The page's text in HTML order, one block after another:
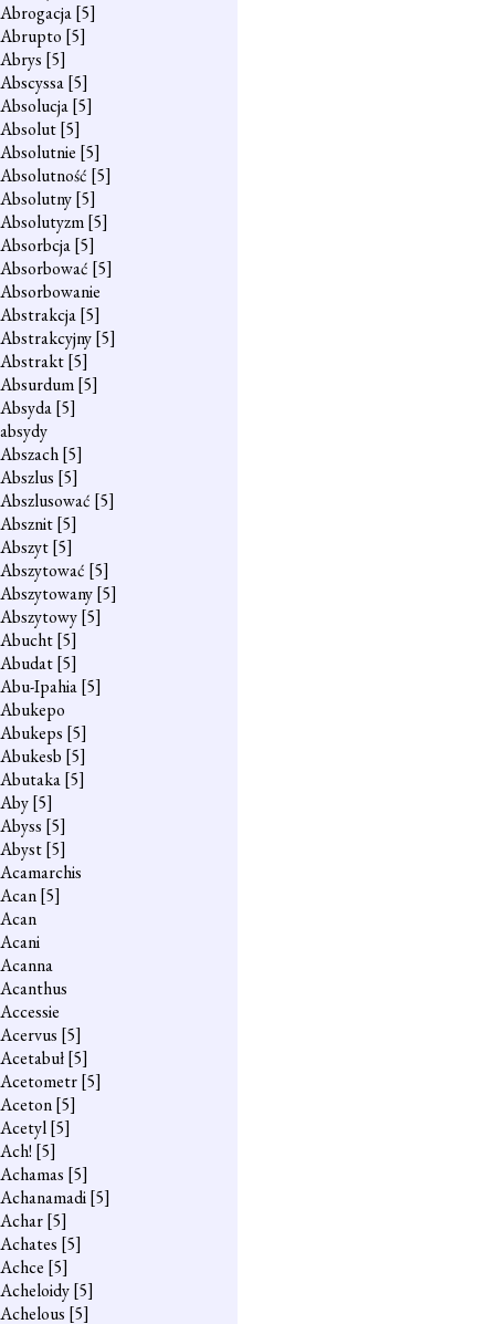
Abrogacja[5]
Abrupto [5]
Abrys [5]
Abscyssa[5]
Absolucja[5]
Absolut[5]
Absolutnie [5]
Absolutność [5]
Absolutny[5]
Absolutyzm[5]
Absorbcja[5]
Absorbować [5]
Absorbowanie
Abstrakcja[5]
Abstrakcyjny[5]
Abstrakt[5]
Absurdum[5]
Absyda[5]
absydy
Abszach[5]
Abszlus [5]
Abszlusować [5]
Absznit[5]
Abszyt[5]
Abszytować [5]
Abszytowany[5]
Abszytowy[5]
Abucht[5]
Abudat[5]
Abu-Ipahia[5]
Abukepo
Abukeps [5]
Abukesb [5]
Abutaka[5]
Aby[5]
Abyss [5]
Abyst[5]
Acamarchis
Acan[5]
Acan
Acani
Acanna
Acanthus
Accessie
Acervus [5]
Acetabuł[5]
Acetometr[5]
Aceton[5]
Acetyl[5]
Ach! [5]
Achamas [5]
Achanamadi[5]
Achar[5]
Achates [5]
Achce [5]
Acheloidy[5]
Achelous [5]